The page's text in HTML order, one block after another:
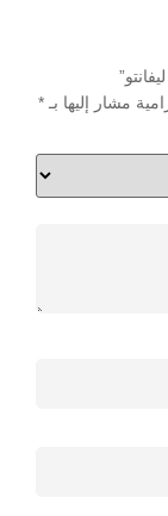
مشار إليها بـ *